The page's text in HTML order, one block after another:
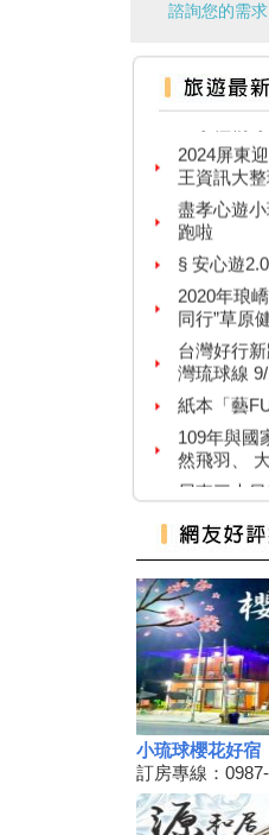
諮詢您的需
台灣百大
量小禮物可
2024屏東
王資訊大
盡孝心遊小
跑啦
§ 安心遊
2020年琅
同行”草原
台灣好行新
灣琉球線
紙本「藝
109年與國
然飛羽、
屏東三大
2020大鵬
墾丁國家公
科學』活動
7/4-7/31東
味【系列
高鐵首推
琉球行程
【墾丁後
生魚片|邱
元生魚片|
2019擴大
優惠活動
小琉球櫻花好宿
訂房專線：